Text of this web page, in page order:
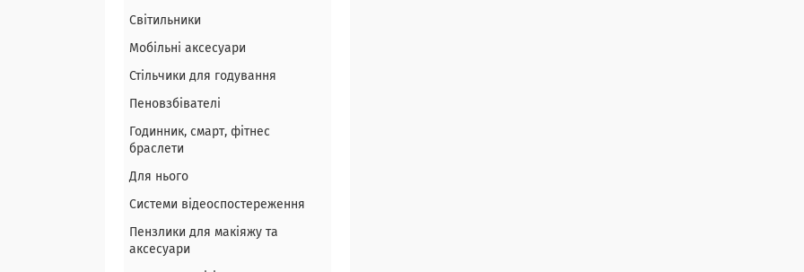
Світильники
Мобільні аксесуари
Стільчики для годування
Пеновзбівателі
Годинник, смарт, фітнес
браслети
Для нього
Системи відеоспостереження
Пензлики для макіяжу та
аксесуари